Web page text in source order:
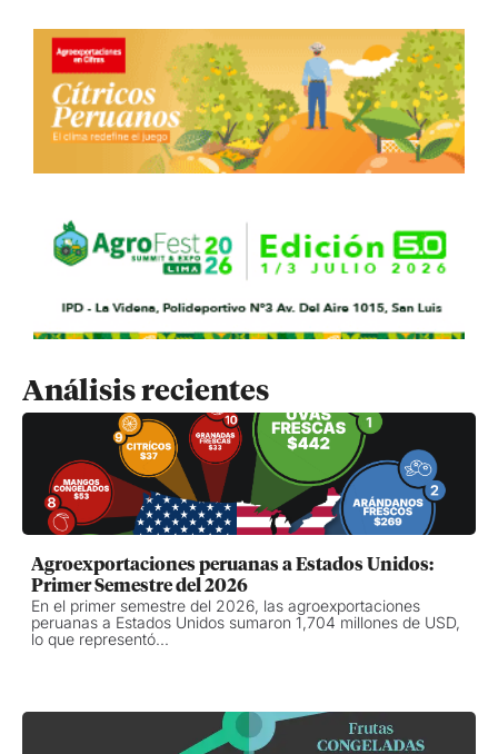
Análisis recientes
Agroexportaciones peruanas a Estados Unidos:
Primer Semestre del 2026
En el primer semestre del 2026, las agroexportaciones
peruanas a Estados Unidos sumaron 1,704 millones de USD,
lo que representó...